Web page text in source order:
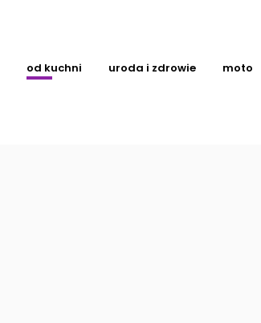
od kuchni uroda i zdrowie moto